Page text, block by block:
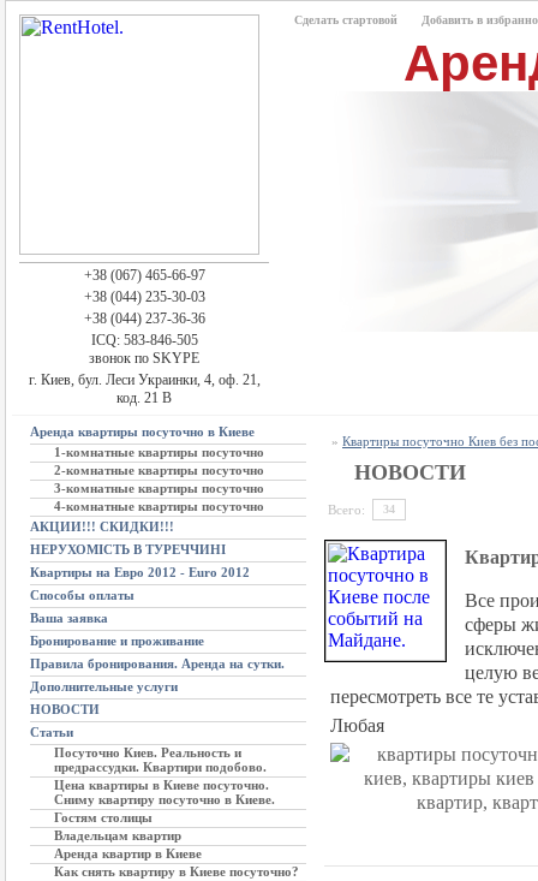
+38 (067) 465-66-97
+38 (044) 235-30-03
+38 (044) 237-36-36
ICQ: 583-846-505
звонок по SKYPE
г. Киев, бул. Леси Украинки, 4, оф. 21,
код. 21 В
Сделать стартовой Добавить в
Аренда квартиры посуточно в Киеве
1-комнатные квартиры посуточно
2-комнатные квартиры посуточно
3-комнатные квартиры посуточно
4-комнатные квартиры посуточно
АКЦИИ!!! СКИДКИ!!!
НЕРУХОМІСТЬ В ТУРЕЧЧИНІ
Квартиры на Евро 2012 - Euro 2012
Способы оплаты
Ваша заявка
Бронирование и проживание
Правила бронирования. Аренда на сутки.
Дополнительные услуги
НОВОСТИ
Статьи
Посуточно Киев. Реальность и
предрассудки. Квартири подобово.
Цена квартиры в Киеве посуточно.
Сниму квартиру посуточно в Киеве.
Гостям столицы
Владельцам квартир
Аренда квартир в Киеве
Как снять квартиру в Киеве посуточно?
» Квартиры посуточно Киев без
НОВОСТИ
Всего: 34
Все
сферы
целую
пересмотреть все те
Любая